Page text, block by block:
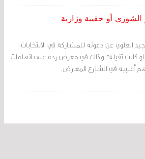
أو حقيبة وزارية
العلوي عن دعوته للمشاركة في الانتخابات،
كانت ثقيلة" وذلك في معرض رده على اتهامات
أغلبية في الشارع المعارض.